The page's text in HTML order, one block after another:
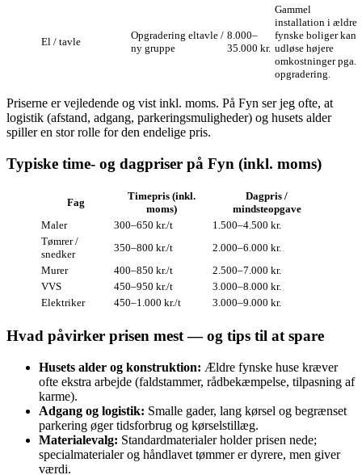
El / tavle
Opgradering eltavle /
ny gruppe
8.000–
35.000 kr.
Gammel
installation i ældre
fynske boliger kan
udløse højere
omkostninger pga.
opgradering.
Priserne er vejledende og vist inkl. moms. På Fyn ser jeg ofte, at
logistik (afstand, adgang, parkeringsmuligheder) og husets alder
spiller en stor rolle for den endelige pris.
Typiske time- og dagpriser på Fyn (inkl. moms)
Fag
Timepris (inkl.
moms)
Dagpris /
mindsteopgave
Maler
300–650 kr./t
1.500–4.500 kr.
Tømrer /
snedker
350–800 kr./t
2.000–6.000 kr.
Murer
400–850 kr./t
2.500–7.000 kr.
VVS
450–950 kr./t
3.000–8.000 kr.
Elektriker
450–1.000 kr./t 3.000–9.000 kr.
Hvad påvirker prisen mest — og tips til at spare
Husets alder og konstruktion: Ældre fynske huse kræver
ofte ekstra arbejde (faldstammer, rådbekæmpelse, tilpasning af
karme).
Adgang og logistik: Smalle gader, lang kørsel og begrænset
parkering øger tidsforbrug og kørselstillæg.
Materialevalg: Standardmaterialer holder prisen nede;
specialmaterialer og håndlavet tømmer er dyrere, men giver
værdi.